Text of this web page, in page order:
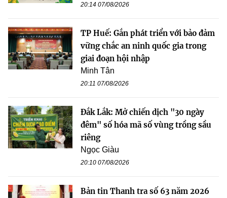
20:14 07/08/2026
TP Huế: Gắn phát triển với bảo đảm
vững chắc an ninh quốc gia trong
giai đoạn hội nhập
Minh Tân
20:11 07/08/2026
Đắk Lắk: Mở chiến dịch "30 ngày
đêm" số hóa mã số vùng trồng sầu
riêng
Ngọc Giàu
20:10 07/08/2026
Bản tin Thanh tra số 63 năm 2026